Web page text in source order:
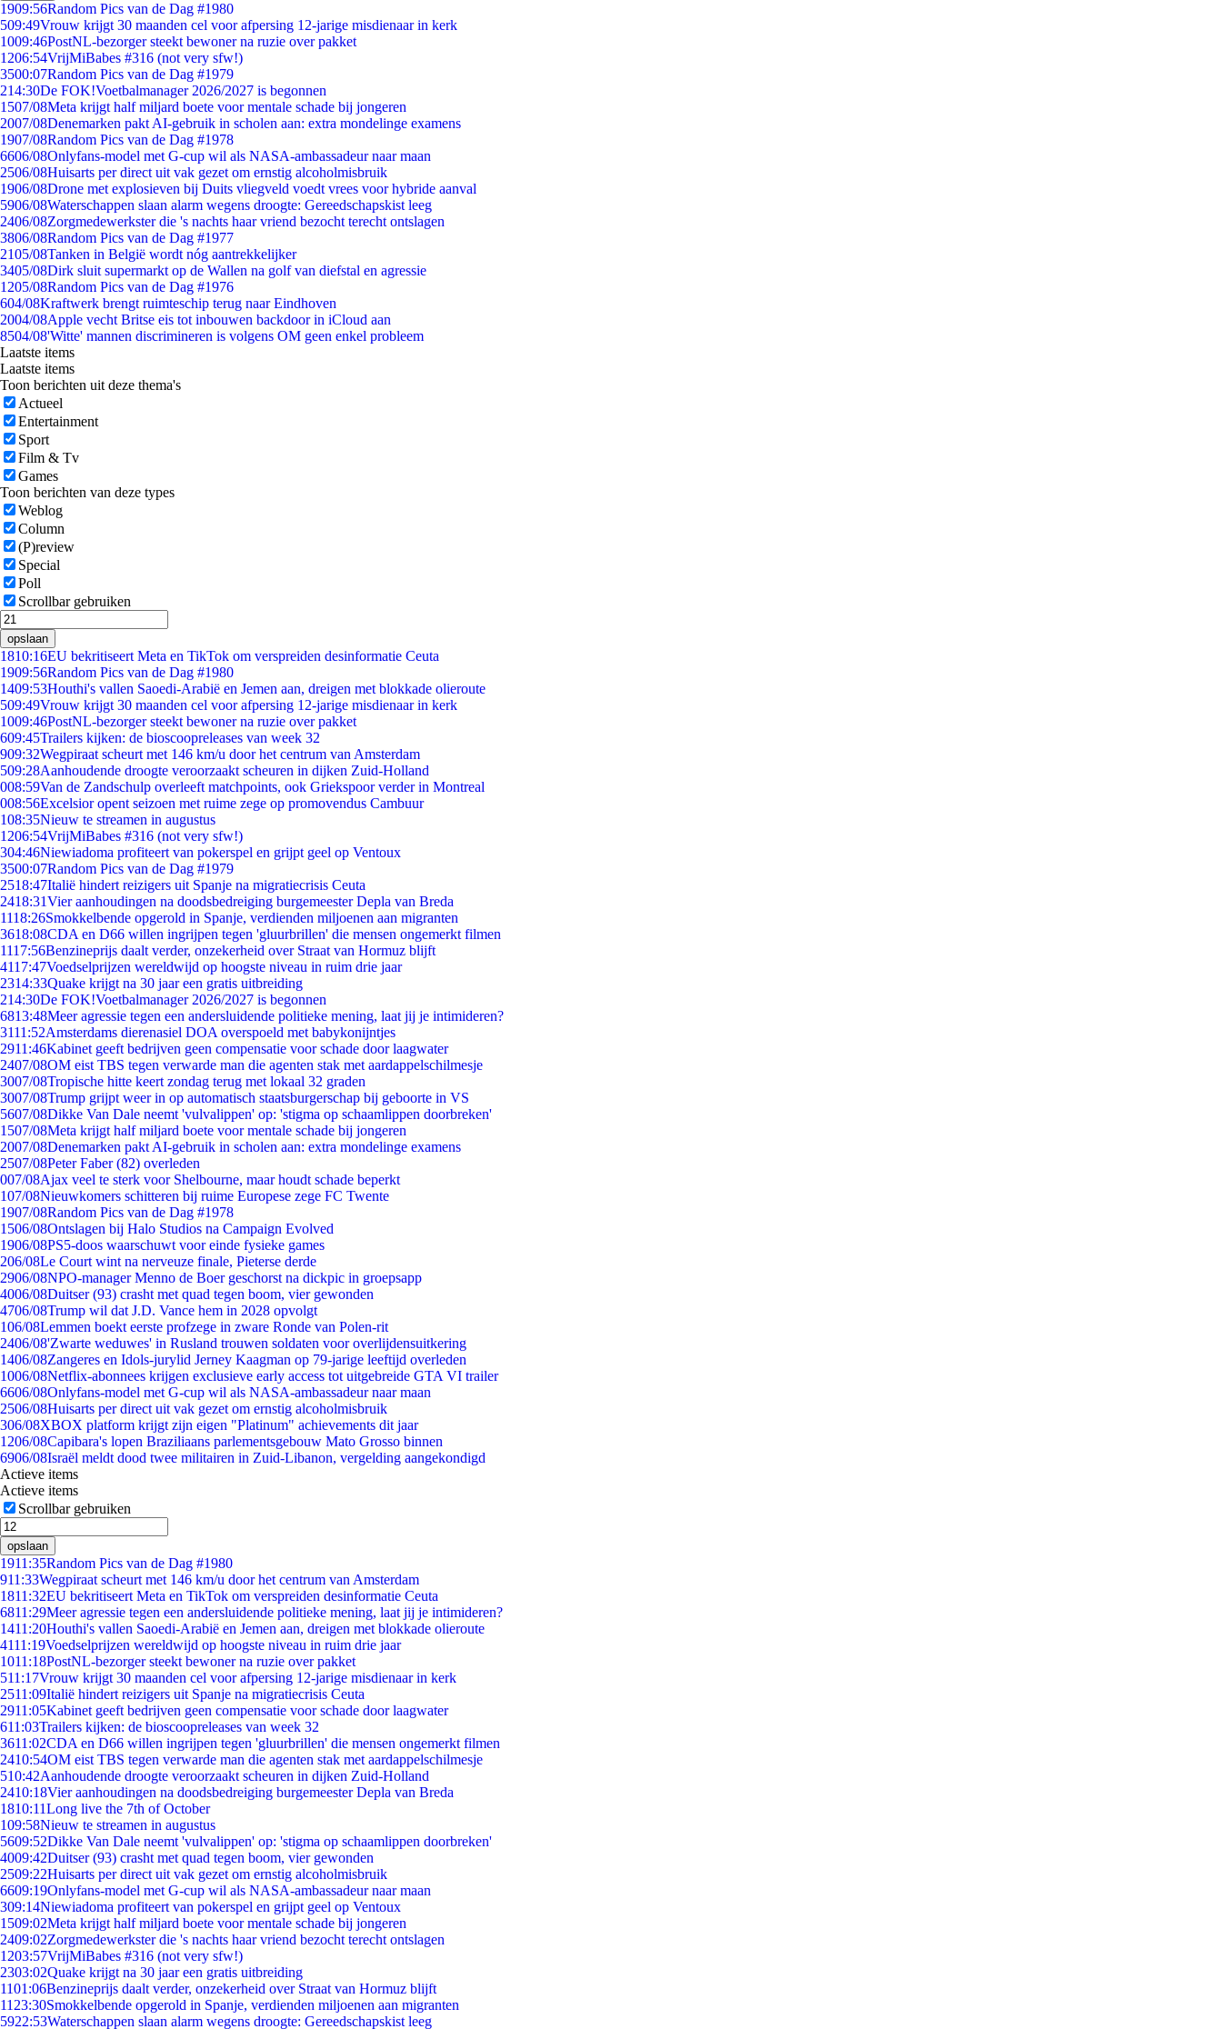
1909:56Random Pics van de Dag #1980
509:49Vrouw krijgt 30 maanden cel voor afpersing 12-jarige misdienaar in kerk
1009:46PostNL-bezorger steekt bewoner na ruzie over pakket
1206:54VrijMiBabes #316 (not very sfw!)
3500:07Random Pics van de Dag #1979
214:30De FOK!Voetbalmanager 2026/2027 is begonnen
1507/08Meta krijgt half miljard boete voor mentale schade bij jongeren
2007/08Denemarken pakt AI-gebruik in scholen aan: extra mondelinge examens
1907/08Random Pics van de Dag #1978
6606/08Onlyfans-model met G-cup wil als NASA-ambassadeur naar maan
2506/08Huisarts per direct uit vak gezet om ernstig alcoholmisbruik
1906/08Drone met explosieven bij Duits vliegveld voedt vrees voor hybride aanval
5906/08Waterschappen slaan alarm wegens droogte: Gereedschapskist leeg
2406/08Zorgmedewerkster die 's nachts haar vriend bezocht terecht ontslagen
3806/08Random Pics van de Dag #1977
2105/08Tanken in België wordt nóg aantrekkelijker
3405/08Dirk sluit supermarkt op de Wallen na golf van diefstal en agressie
1205/08Random Pics van de Dag #1976
604/08Kraftwerk brengt ruimteschip terug naar Eindhoven
2004/08Apple vecht Britse eis tot inbouwen backdoor in iCloud aan
8504/08'Witte' mannen discrimineren is volgens OM geen enkel probleem
Laatste items
Laatste items
Toon berichten uit deze thema's
Actueel
Entertainment
Sport
Film & Tv
Games
Toon berichten van deze types
Weblog
Column
(P)review
Special
Poll
Scrollbar gebruiken
opslaan
1810:16EU bekritiseert Meta en TikTok om verspreiden desinformatie Ceuta
1909:56Random Pics van de Dag #1980
1409:53Houthi's vallen Saoedi-Arabië en Jemen aan, dreigen met blokkade olieroute
509:49Vrouw krijgt 30 maanden cel voor afpersing 12-jarige misdienaar in kerk
1009:46PostNL-bezorger steekt bewoner na ruzie over pakket
609:45Trailers kijken: de bioscoopreleases van week 32
909:32Wegpiraat scheurt met 146 km/u door het centrum van Amsterdam
509:28Aanhoudende droogte veroorzaakt scheuren in dijken Zuid-Holland
008:59Van de Zandschulp overleeft matchpoints, ook Griekspoor verder in Montreal
008:56Excelsior opent seizoen met ruime zege op promovendus Cambuur
108:35Nieuw te streamen in augustus
1206:54VrijMiBabes #316 (not very sfw!)
304:46Niewiadoma profiteert van pokerspel en grijpt geel op Ventoux
3500:07Random Pics van de Dag #1979
2518:47Italië hindert reizigers uit Spanje na migratiecrisis Ceuta
2418:31Vier aanhoudingen na doodsbedreiging burgemeester Depla van Breda
1118:26Smokkelbende opgerold in Spanje, verdienden miljoenen aan migranten
3618:08CDA en D66 willen ingrijpen tegen 'gluurbrillen' die mensen ongemerkt filmen
1117:56Benzineprijs daalt verder, onzekerheid over Straat van Hormuz blijft
4117:47Voedselprijzen wereldwijd op hoogste niveau in ruim drie jaar
2314:33Quake krijgt na 30 jaar een gratis uitbreiding
214:30De FOK!Voetbalmanager 2026/2027 is begonnen
6813:48Meer agressie tegen een andersluidende politieke mening, laat jij je intimideren?
3111:52Amsterdams dierenasiel DOA overspoeld met babykonijntjes
2911:46Kabinet geeft bedrijven geen compensatie voor schade door laagwater
2407/08OM eist TBS tegen verwarde man die agenten stak met aardappelschilmesje
3007/08Tropische hitte keert zondag terug met lokaal 32 graden
3007/08Trump grijpt weer in op automatisch staatsburgerschap bij geboorte in VS
5607/08Dikke Van Dale neemt 'vulvalippen' op: 'stigma op schaamlippen doorbreken'
1507/08Meta krijgt half miljard boete voor mentale schade bij jongeren
2007/08Denemarken pakt AI-gebruik in scholen aan: extra mondelinge examens
2507/08Peter Faber (82) overleden
007/08Ajax veel te sterk voor Shelbourne, maar houdt schade beperkt
107/08Nieuwkomers schitteren bij ruime Europese zege FC Twente
1907/08Random Pics van de Dag #1978
1506/08Ontslagen bij Halo Studios na Campaign Evolved
1906/08PS5-doos waarschuwt voor einde fysieke games
206/08Le Court wint na nerveuze finale, Pieterse derde
2906/08NPO-manager Menno de Boer geschorst na dickpic in groepsapp
4006/08Duitser (93) crasht met quad tegen boom, vier gewonden
4706/08Trump wil dat J.D. Vance hem in 2028 opvolgt
106/08Lemmen boekt eerste profzege in zware Ronde van Polen-rit
2406/08'Zwarte weduwes' in Rusland trouwen soldaten voor overlijdensuitkering
1406/08Zangeres en Idols-jurylid Jerney Kaagman op 79-jarige leeftijd overleden
1006/08Netflix-abonnees krijgen exclusieve early access tot uitgebreide GTA VI trailer
6606/08Onlyfans-model met G-cup wil als NASA-ambassadeur naar maan
2506/08Huisarts per direct uit vak gezet om ernstig alcoholmisbruik
306/08XBOX platform krijgt zijn eigen "Platinum" achievements dit jaar
1206/08Capibara's lopen Braziliaans parlementsgebouw Mato Grosso binnen
6906/08Israël meldt dood twee militairen in Zuid-Libanon, vergelding aangekondigd
Actieve items
Actieve items
Scrollbar gebruiken
opslaan
1911:35Random Pics van de Dag #1980
911:33Wegpiraat scheurt met 146 km/u door het centrum van Amsterdam
1811:32EU bekritiseert Meta en TikTok om verspreiden desinformatie Ceuta
6811:29Meer agressie tegen een andersluidende politieke mening, laat jij je intimideren?
1411:20Houthi's vallen Saoedi-Arabië en Jemen aan, dreigen met blokkade olieroute
4111:19Voedselprijzen wereldwijd op hoogste niveau in ruim drie jaar
1011:18PostNL-bezorger steekt bewoner na ruzie over pakket
511:17Vrouw krijgt 30 maanden cel voor afpersing 12-jarige misdienaar in kerk
2511:09Italië hindert reizigers uit Spanje na migratiecrisis Ceuta
2911:05Kabinet geeft bedrijven geen compensatie voor schade door laagwater
611:03Trailers kijken: de bioscoopreleases van week 32
3611:02CDA en D66 willen ingrijpen tegen 'gluurbrillen' die mensen ongemerkt filmen
2410:54OM eist TBS tegen verwarde man die agenten stak met aardappelschilmesje
510:42Aanhoudende droogte veroorzaakt scheuren in dijken Zuid-Holland
2410:18Vier aanhoudingen na doodsbedreiging burgemeester Depla van Breda
1810:11Long live the 7th of October
109:58Nieuw te streamen in augustus
5609:52Dikke Van Dale neemt 'vulvalippen' op: 'stigma op schaamlippen doorbreken'
4009:42Duitser (93) crasht met quad tegen boom, vier gewonden
2509:22Huisarts per direct uit vak gezet om ernstig alcoholmisbruik
6609:19Onlyfans-model met G-cup wil als NASA-ambassadeur naar maan
309:14Niewiadoma profiteert van pokerspel en grijpt geel op Ventoux
1509:02Meta krijgt half miljard boete voor mentale schade bij jongeren
2409:02Zorgmedewerkster die 's nachts haar vriend bezocht terecht ontslagen
1203:57VrijMiBabes #316 (not very sfw!)
2303:02Quake krijgt na 30 jaar een gratis uitbreiding
1101:06Benzineprijs daalt verder, onzekerheid over Straat van Hormuz blijft
11 23:30Smokkelbende opgerold in Spanje, verdienden miljoenen aan migranten
5922:53Waterschappen slaan alarm wegens droogte: Gereedschapskist leeg